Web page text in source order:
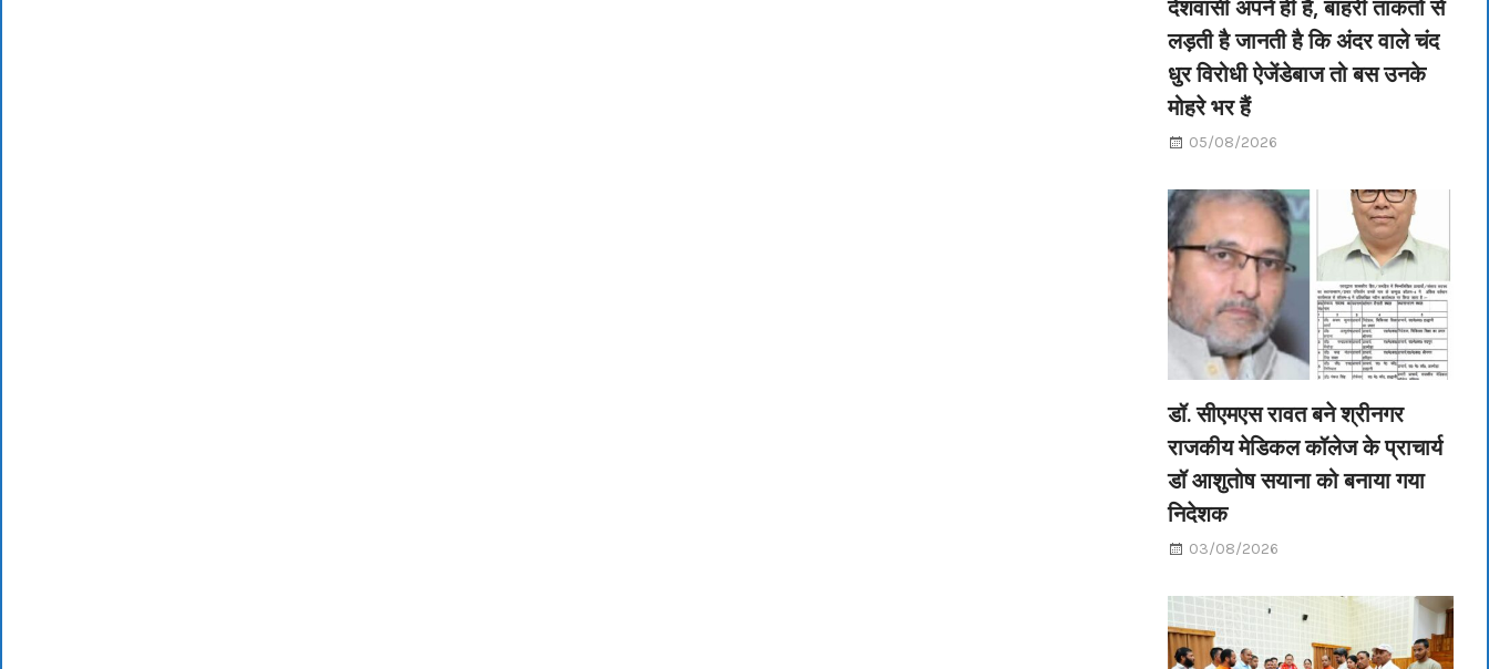
देशवासी अपने ही हैं, बाहरी ताकतों से
लड़ती है जानती है कि अंदर वाले चंद
धुर विरोधी ऐजेंडेबाज तो बस उनके
मोहरे भर हैं
05/08/2026
डॉ. सीएमएस रावत बने श्रीनगर
राजकीय मेडिकल कॉलेज के प्राचार्य
डॉ आशुतोष सयाना को बनाया गया
निदेशक
03/08/2026